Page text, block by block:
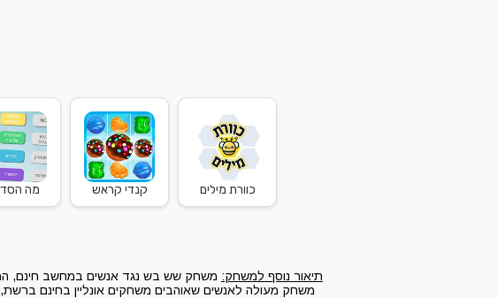
כוורת מילים קנדי קראש מה
תיאור נוסף למשחק: משחק שש בש נגד אנשים במחשב חינם,
משחק מעולה לאנשים שאוהבים משחקים אונליין בחינם